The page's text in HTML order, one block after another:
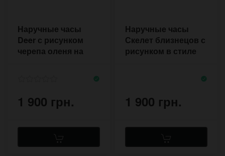
Наручные часы
Deer с рисунком
черепа оленя на
1 900 грн.
Наручные часы
Скелет близнецов с
рисунком в стиле
1 900 грн.